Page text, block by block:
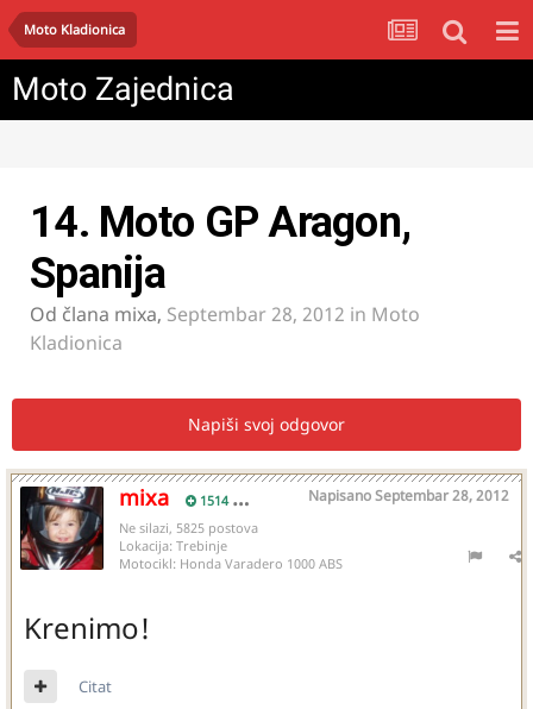
Moto Kladionica
Moto Zajednica
14. Moto GP Aragon,
Spanija
Od člana mixa, Septembar 28, 2012 in Moto
Kladionica
Napiši svoj odgovor
mixa 1514 NapisanoSeptembar 28, 2012
Ne silazi, 5825 postova
Lokacija: Trebinje
Motocikl: Honda Varadero 1000 ABS
Krenimo!
Citat